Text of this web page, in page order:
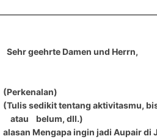
Sehr geehrte Damen und Herrn,
(Perkenalan)
(Tulis sedikit tentang aktivitasmu,
atau belum, dll.)
alasan Mengapa ingin jadi Aupair